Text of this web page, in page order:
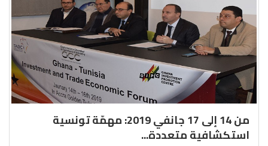
من 14 إلى 17 جانفي 2019: مهمّة تونسية
استكشافية متعددة...